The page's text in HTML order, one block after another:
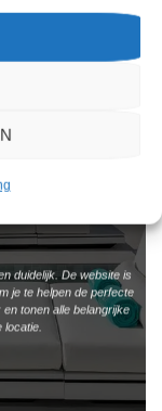
duidelijk. De website is
je te helpen de perfecte
tonen alle belangrijke